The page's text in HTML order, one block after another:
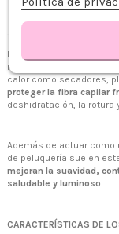
Los
rutina de cuidado
calor como secadores,
proteger la fibra capilar
deshidratación, la rotura
Además de actuar
de peluquería suelen
mejoran la suavidad,
saludable y luminoso.
CARACTERÍSTICAS DE